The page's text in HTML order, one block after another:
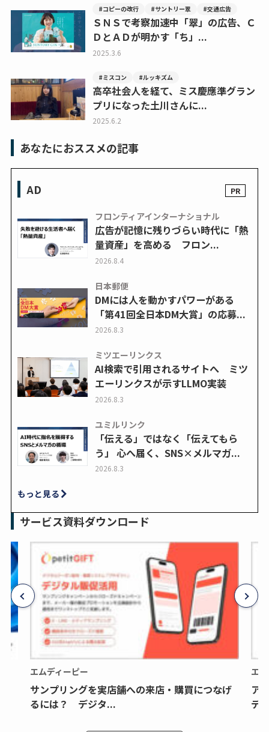
#コピーの改行 #サントリー翠 #交通広告
ＳＮＳで考察加速中「翠」の広告、Ｃ
ＤとＡＤが明かす「ち」...
2025.3.6
#ミスコン #ルッキズム
高卒社会人を経て、ミス慶應準グラン
プリになった土川さんに...
2025.6.2
あなたにおススメの記事
AD
フロンティアインターナショナル
広告が記憶に残りづらい時代に「熱
量資産」を高める フロン...
2026.8.4
日本郵便
DMには人を動かすパワーがある
「第41回全日本DM大賞」の応募...
2026.8.3
ミツエーリンクス
AI検索で引用されるサイトへ ミツ
エーリンクスが示すLLMO実装
2026.8.3
ユミルリンク
「伝える」ではなく「伝えてもら
う」 心へ届く、SNS×メルマガ...
2026.8.3
もっと見る
サービス資料ダウンロード
エムディーピー
サンプリングを実店舗への来店・購買につなげ
るには？ デジタ...
エ
ア
デ